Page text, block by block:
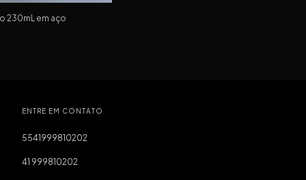
230mL em aço
ENTRE EM CONTATO
5541999810202
41 999810202